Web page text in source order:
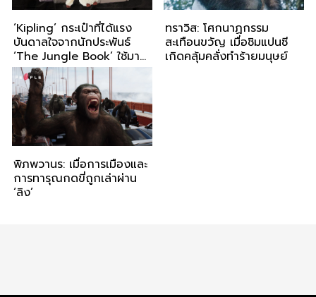
‘Kipling’ กระเป๋าที่ได้แรง
บันดาลใจจากนักประพันธ์
‘The Jungle Book’ ใช้มาส
คอต ‘ลิงขนฟู’ เพิ่มเสน่ห์ให้
แบรนด์
ทราวิส: โศกนาฏกรรม
สะเทือนขวัญ เมื่อชิมแปนซี
เกิดคลุ้มคลั่งทำร้ายมนุษย์
พิภพวานร: เมื่อการเมืองและ
การทารุณกดขี่ถูกเล่าผ่าน
‘ลิง’